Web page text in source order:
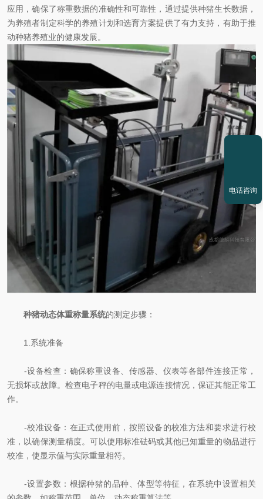
应用，确保了称重数据的准确性和可靠性，通过提供种猪生长数据，
为养殖者制定科学的养殖计划和选育方案提供了有力支持，有助于推
动种猪养殖业的健康发展。
种猪动态体重称量系统的测定步骤：
1.系统准备
-设备检查：确保称重设备、传感器、仪表等各部件连接正常，
无损坏或故障。检查电子秤的电量或电源连接情况，保证其能正常工
作。
-校准设备：在正式使用前，按照设备的校准方法和要求进行校
准，以确保测量精度。可以使用标准砝码或其他已知重量的物品进行
校准，使显示值与实际重量相符。
-设置参数：根据种猪的品种、体型等特征，在系统中设置相关
电话咨询